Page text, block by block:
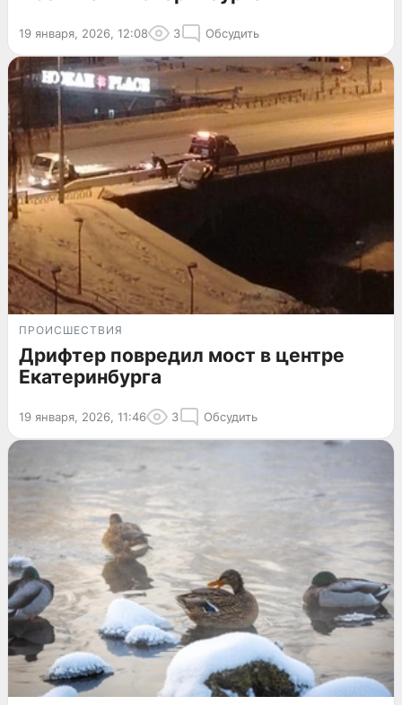
19 января, 2026, 12:08 3 Обсудить
ПРОИСШЕСТВИЯ
Дрифтер повредил мост в центре
Екатеринбурга
19 января, 2026, 11:46 3 Обсудить